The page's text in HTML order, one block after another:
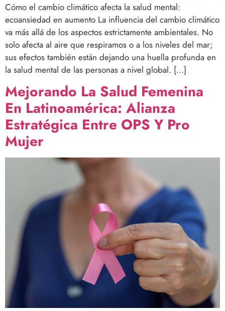
Cómo el cambio climático afecta la salud mental:
ecoansiedad en aumento La influencia del cambio climático
va más allá de los aspectos estrictamente ambientales. No
solo afecta al aire que respiramos o a los niveles del mar;
sus efectos también están dejando una huella profunda en
la salud mental de las personas a nivel global. […]
Mejorando La Salud Femenina
En Latinoamérica: Alianza
Estratégica Entre OPS Y Pro
Mujer